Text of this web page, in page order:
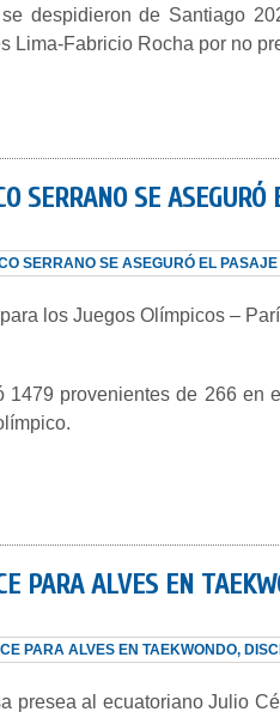
despidieron de Santiago
Lima-Fabricio Rocha por no
SERRANO SE
los Juegos Olímpicos –
1479 provenientes de 266 en
PARA ALVES EN
presea al ecuatoriano Julio